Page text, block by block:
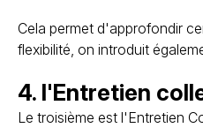
Cela permet d'approfondir
flexibilité, on introduit
4. l'Entretien
Le troisième est l'Entretien